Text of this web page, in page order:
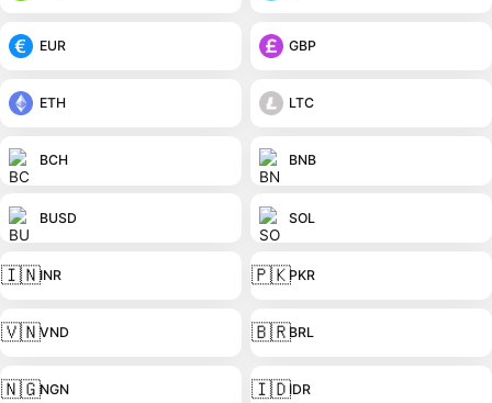
EUR GBP
ETH LTC
BCH BNB
BUSD SOL
🇮🇳INR 🇵🇰PKR
🇻🇳VND 🇧🇷BRL
🇳🇬NGN 🇮🇩IDR